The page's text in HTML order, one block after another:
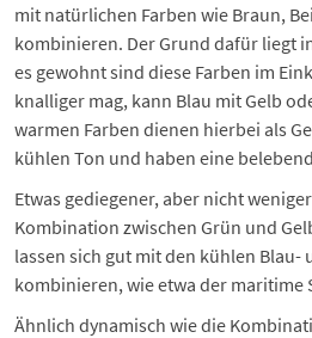
mit natürlichen Farben wie Braun,
kombinieren. Der Grund dafür liegt
es gewohnt sind diese Farben im
knalliger mag, kann Blau mit Gelb
warmen Farben dienen hierbei als
kühlen Ton und haben eine
Etwas gediegener, aber nicht
Kombination zwischen Grün und
lassen sich gut mit den kühlen Blau-
kombinieren, wie etwa der maritime
Ähnlich dynamisch wie die